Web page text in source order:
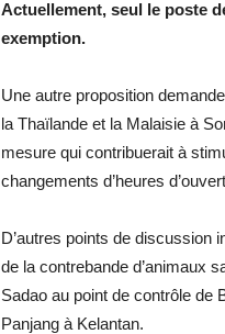
Actuellement, seul le poste
exemption.
Une autre proposition
la Thaïlande et la Malaisie à
mesure qui contribuerait à
changements d’heures
D’autres points de discussion
de la contrebande d’animaux
Sadao au point de contrôle de
Panjang à Kelantan.